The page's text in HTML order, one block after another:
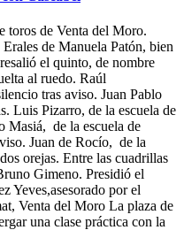
toros de Venta del Moro.
de Manuela Patón, bien
el quinto, de nombre
al ruedo. Raúl
tras aviso. Juan Pablo
Luis Pizarro, de la escuela de
Masiá, de la escuela de
Juan de Rocío, de la
orejas. Entre las cuadrillas
Gimeno. Presidió el
Yeves,asesorado por el
Venta del Moro La plaza de
una clase práctica con la